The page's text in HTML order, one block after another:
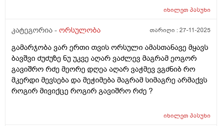
იხილეთპასუხი
კატეგორია - ორსულობა თარიღი :27-11-2025
გამარჯობა ვარ ერთი თვის ორსული ამასთანავე მყავს
ბავშვი ძუძუზე ნუ უკვე აღარ ვაძლევ მაგრამ ეოგორ
გავიშრო რძე მეორე დღეა აღარ ვაჭმევ ვგძნიბ რო
მკერდი მევსება და მეჭიმება მაგრამ სიმაგრე არმაქვს
როგირ მივიქცე როგირ გავიშრო რძე ?
იხილეთპასუხი